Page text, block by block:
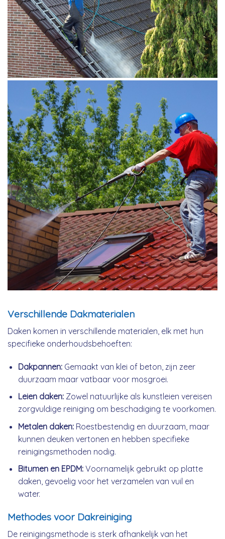
Verschillende Dakmaterialen
Daken komen in verschillende materialen, elk met hun
specifieke onderhoudsbehoeften:
Dakpannen:Gemaakt van klei of beton, zijn zeer
duurzaam maar vatbaar voor mosgroei.
Leien daken:Zowel natuurlijke als kunstleien vereisen
zorgvuldige reiniging om beschadiging te voorkomen.
Metalen daken:Roestbestendig en duurzaam, maar
kunnen deuken vertonen en hebben specifieke
reinigingsmethoden nodig.
Bitumen en EPDM:Voornamelijk gebruikt op platte
daken, gevoelig voor het verzamelen van vuil en
water.
Methodes voor Dakreiniging
De reinigingsmethode is sterk afhankelijk van het